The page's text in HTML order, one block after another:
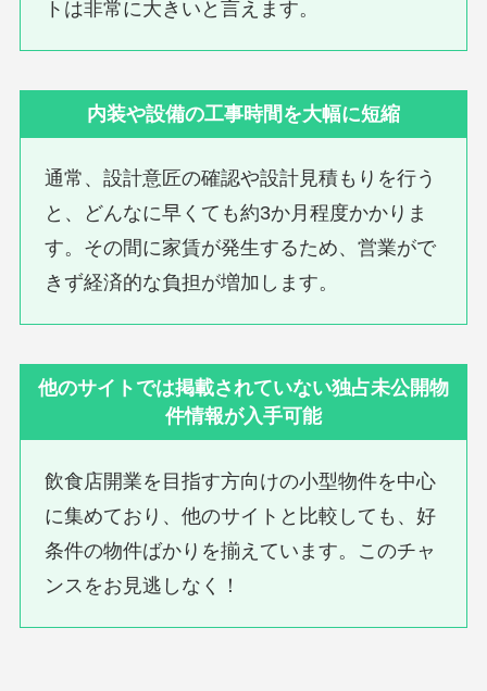
トは非常に大きいと言えます。
内装や設備の工事時間を大幅に短縮
通常、設計意匠の確認や設計見積もりを行う
と、どんなに早くても約3か月程度かかりま
す。その間に家賃が発生するため、営業がで
きず経済的な負担が増加します。
他のサイトでは掲載されていない独占未公開物
件情報が入手可能
飲食店開業を目指す方向けの小型物件を中心
に集めており、他のサイトと比較しても、好
条件の物件ばかりを揃えています。このチャ
ンスをお見逃しなく！